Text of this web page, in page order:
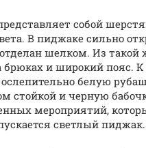
собой
В пиджаке сильно
шелком. Из такой
брюках и широкий пояс.
белую
стойкой и черную
мероприятий,
светлый пиджак.